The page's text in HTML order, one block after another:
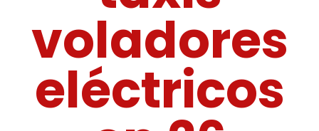
voladores
eléctricos